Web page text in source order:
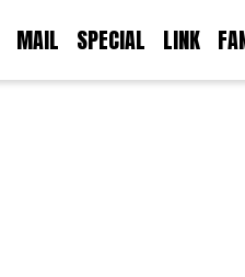
MAIL SPECIAL LINK